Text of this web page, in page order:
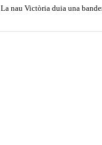
La nau Victòria duia una